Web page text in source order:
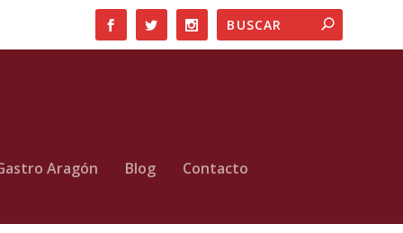
Aragón Blog Contacto